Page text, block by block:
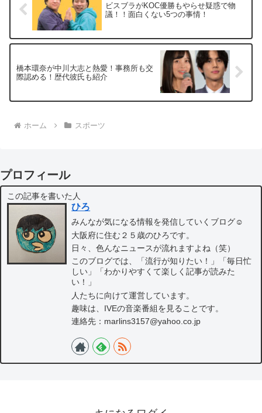
ビスブラがKOC優勝もやらせ疑惑で物
議！！面白くない5つの事情！
橋本環奈が中川大志と熱愛！事務所も交
際認める！歴代彼氏も紹介
ホーム スポーツ
プロフィール
この記事を書いた人
ひろ
みんなが気になる情報を発信していくブログ☺
大阪府に住む２５歳のひろです。
日々、色んなニュースが流れますよね（笑）
このブログでは、「流行が知りたい！」「毎日忙
しい」「わかりやすくて楽しく記事が読みた
い！」
人たちに向けて運営しています。
趣味は、IVEの音楽番組を見ることです。
連絡先：marlins3157@yahoo.co.jp